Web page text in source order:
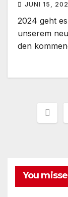
JUNI 15,
2024 geht
unserem
den
You